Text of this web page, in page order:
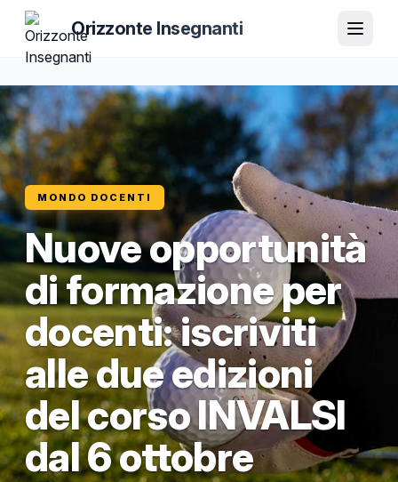
Orizzonte Insegnanti
MONDO DOCENTI
Nuove opportunità
di formazione per
docenti: iscriviti
alle due edizioni
del corso INVALSI
dal 6 ottobre